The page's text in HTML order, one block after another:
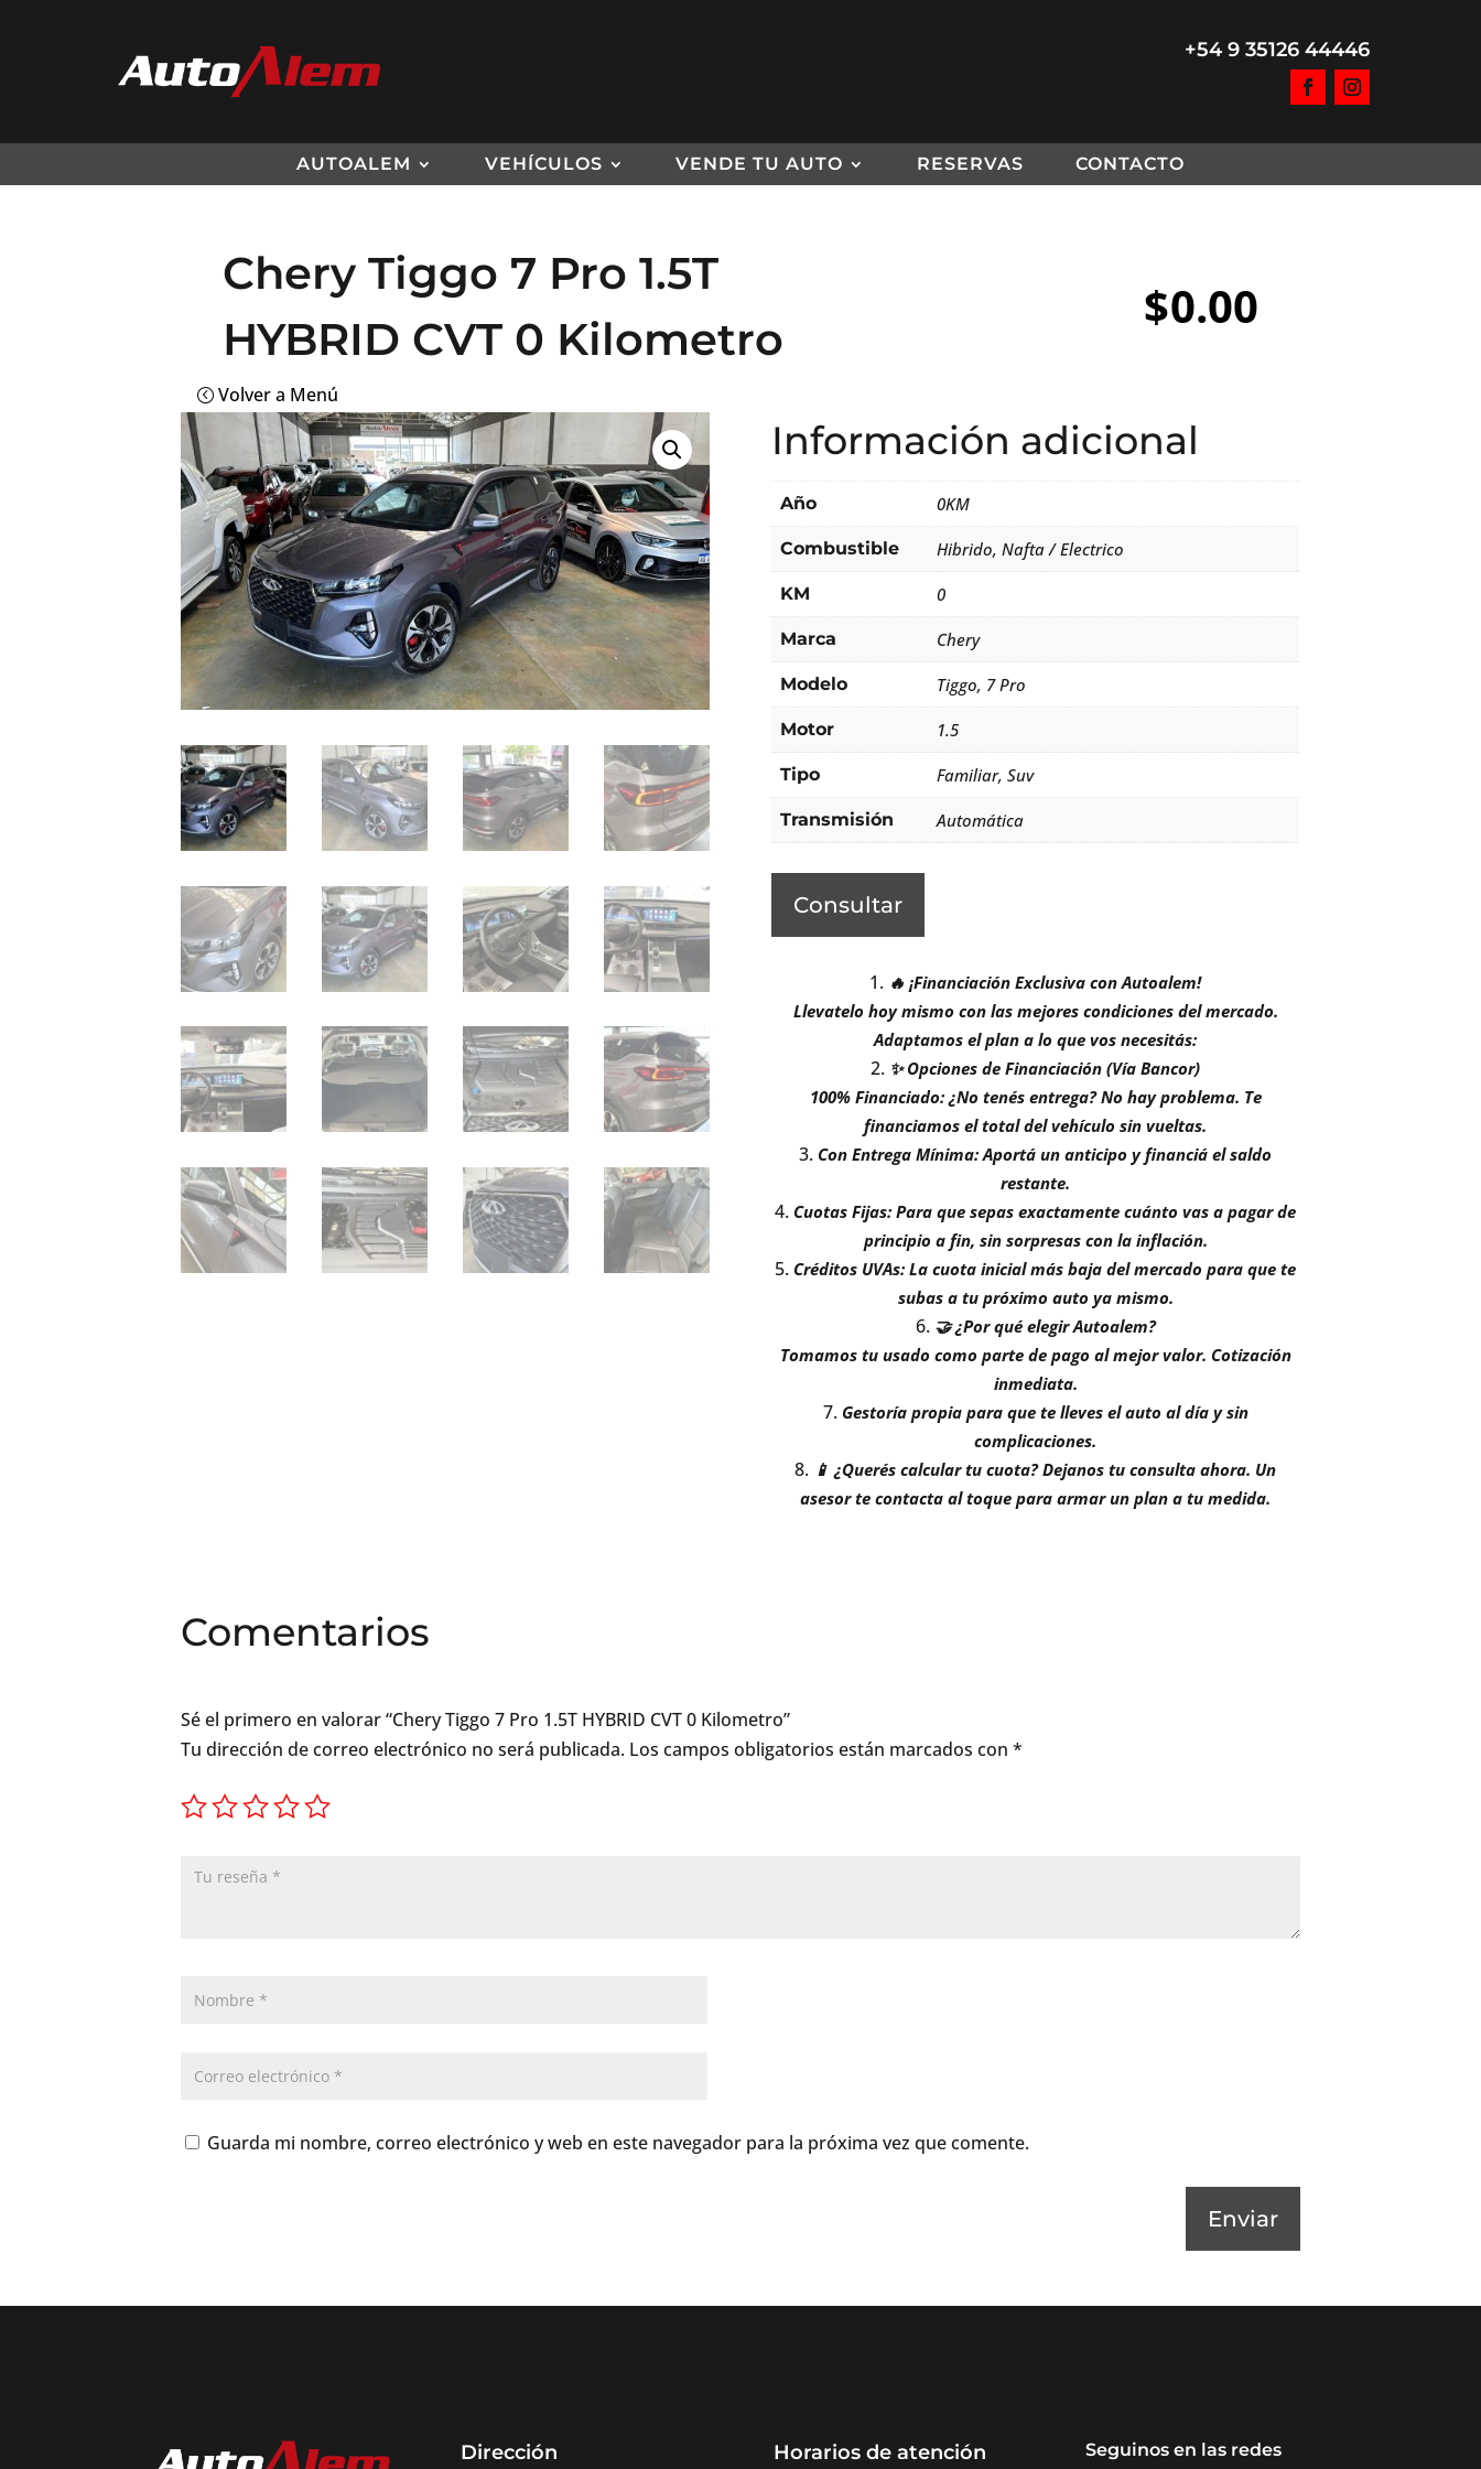
+54 9 35126 44446
AUTOALEM VEHÍCULOS VENDE TU AUTO RESERVAS CONTACTO
Chery Tiggo 7 Pro 1.5T
HYBRID CVT 0 Kilometro
$0.00
Volver a Menú
Información adicional
Año 0KM
Combustible Hibrido, Nafta / Electrico
KM 0
Marca Chery
Modelo Tiggo, 7 Pro
Motor 1.5
Tipo Familiar, Suv
Transmisión Automática
Consultar
🔥 ¡Financiación Exclusiva con Autoalem!
Llevatelo hoy mismo con las mejores condiciones del mercado.
Adaptamos el plan a lo que vos necesitás:
✨ Opciones de Financiación (Vía Bancor)
100% Financiado: ¿No tenés entrega? No hay problema. Te
financiamos el total del vehículo sin vueltas.
Con Entrega Mínima: Aportá un anticipo y financiá el saldo
restante.
Cuotas Fijas: Para que sepas exactamente cuánto vas a pagar de
principio a fin, sin sorpresas con la inflación.
Créditos UVAs: La cuota inicial más baja del mercado para que te
subas a tu próximo auto ya mismo.
🤝 ¿Por qué elegir Autoalem?
Tomamos tu usado como parte de pago al mejor valor. Cotización
inmediata.
Gestoría propia para que te lleves el auto al día y sin
complicaciones.
📱 ¿Querés calcular tu cuota? Dejanos tu consulta ahora. Un
asesor te contacta al toque para armar un plan a tu medida.
Comentarios
Sé el primero en valorar “Chery Tiggo 7 Pro 1.5T HYBRID CVT 0 Kilometro”
Tu dirección de correo electrónico no será publicada. Los campos obligatorios están marcados con*
Guarda mi nombre, correo electrónico y web en este navegador para la próxima vez que comente.
Enviar
Dirección Horarios de atención Seguinos en las redes